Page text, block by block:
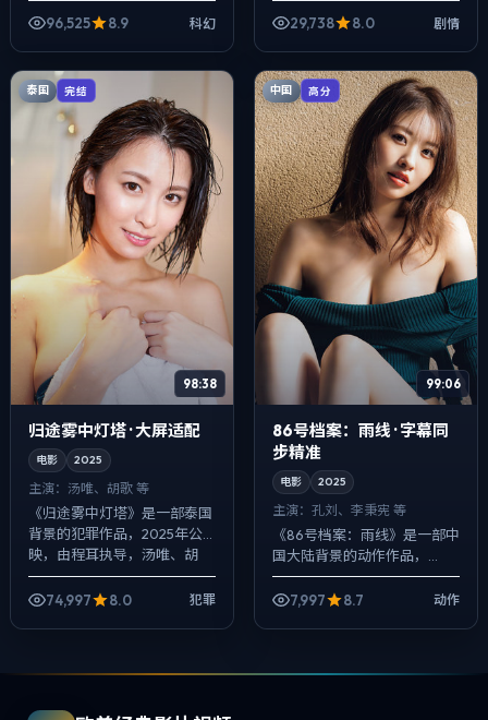
金高银、廖凡、佛罗伦斯·皮尤
96,525 8.9 科幻 29,738 8.0 剧情
泰国 完结
98:38
归途雾中灯塔 · 大屏适配
电影 2025
主演： 汤唯、胡歌 等
《归途雾中灯塔》是一部泰国
背景的犯罪作品，2025年公
映，由程耳执导，汤唯、胡
歌、周冬雨等主演。影像偏纪
实质感，手持与固定机位交替
74,997 8.0 犯罪
中国 高分
99:06
86号档案：雨线 · 字幕同
步精准
电影 2025
主演： 孔刘、李秉宪 等
《86号档案：雨线》是一部中
国大陆背景的动作作品，
2025年公映，由林超贤执
导，孔刘、李秉宪、周迅等主
7,997 8.7 动作